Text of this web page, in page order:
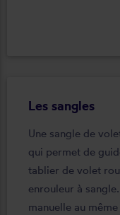
Les sangles
Une sangle de
qui permet de
tablier de volet
enrouleur à
manuelle au